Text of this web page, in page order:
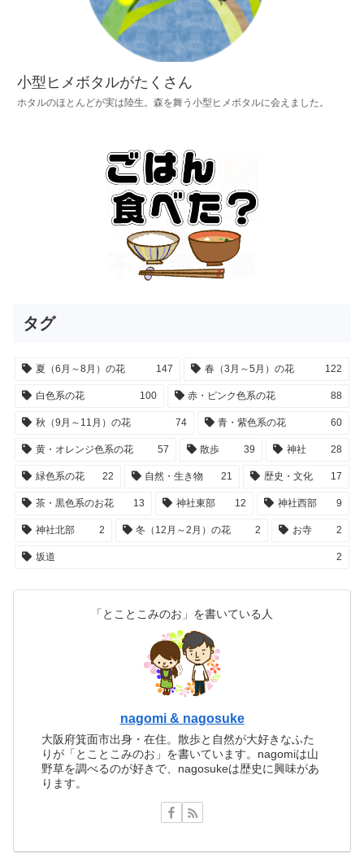
小型ヒメボタルがたくさん
ホタルのほとんどが実は陸生。森を舞う小型ヒメボタルに会えました。
タグ
夏（6月～8月）の花 147 春（3月～5月）の花 122
白色系の花 100 赤・ピンク色系の花 88
秋（9月～11月）の花 74 青・紫色系の花 60
黄・オレンジ色系の花 57 散歩 39 神社 28
緑色系の花 22 自然・生き物 21 歴史・文化 17
茶・黒色系のお花 13 神社東部 12 神社西部 9
神社北部 2 冬（12月～2月）の花 2 お寺 2
坂道 2
「とことこみのお」を書いている人
nagomi & nagosuke
大阪府箕面市出身・在住。散歩と自然が大好きなふた
りが「とことこみのお」を書いています。nagomiは山
野草を調べるのが好きで、nagosukeは歴史に興味があ
ります。